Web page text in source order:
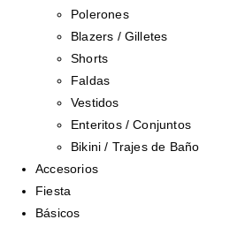
Polerones
Blazers / Gilletes
Shorts
Faldas
Vestidos
Enteritos / Conjuntos
Bikini / Trajes de Baño
Accesorios
Fiesta
Básicos